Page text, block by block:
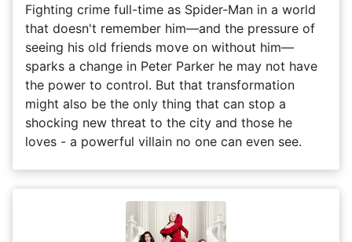
Fighting crime full-time as Spider-Man in a world
that doesn't remember him—and the pressure of
seeing his old friends move on without him—
sparks a change in Peter Parker he may not have
the power to control. But that transformation
might also be the only thing that can stop a
shocking new threat to the city and those he
loves - a powerful villain no one can even see.